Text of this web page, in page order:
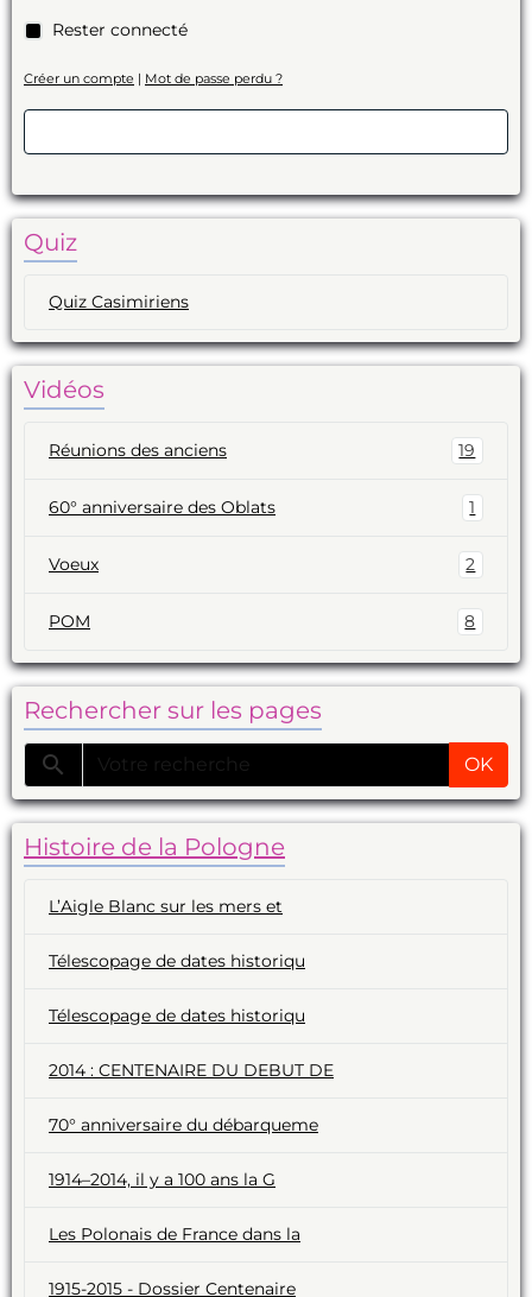
Rester connecté
Créer un compte | Mot de passe perdu ?
Quiz
Quiz Casimiriens
Vidéos
Réunions des anciens 19
60° anniversaire des Oblats 1
Voeux 2
POM 8
Rechercher sur les pages
OK
Histoire de la Pologne
L’Aigle Blanc sur les mers et
Télescopage de dates historiqu
Télescopage de dates historiqu
2014 : CENTENAIRE DU DEBUT DE
70° anniversaire du débarqueme
1914–2014, il y a 100 ans la G
Les Polonais de France dans la
1915-2015 - Dossier Centenaire